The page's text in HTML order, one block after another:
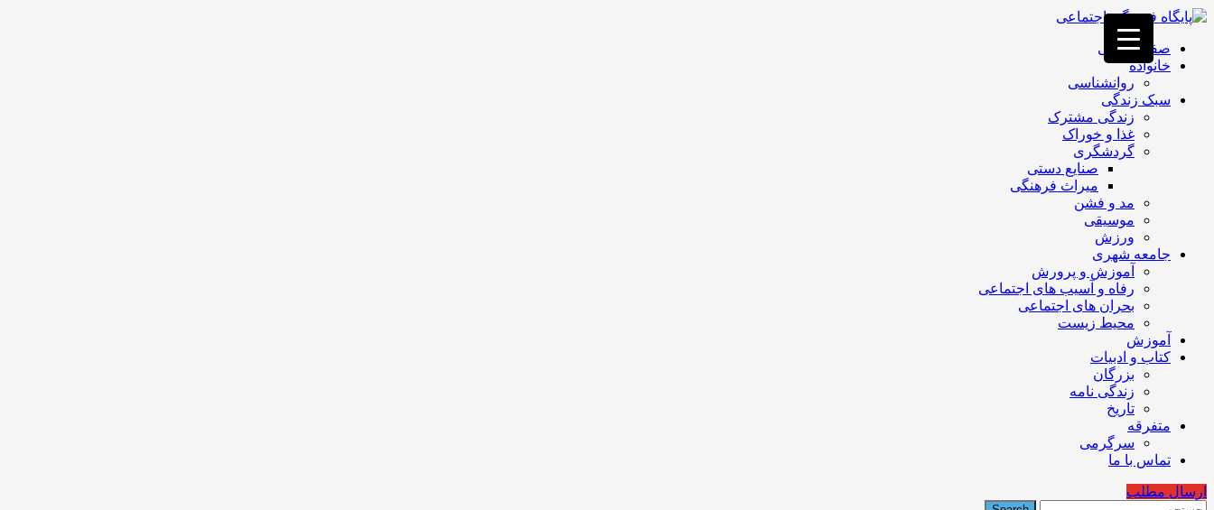
فصد
غرب
تهران
خشکشویی
تصفیه
تهران
صفحه اصلی
خانواده
روانشناسی
سبک زندگی
زندگی مشترک
غذا و خوراک
گردشگری
صنایع دستی
میراث فرهنگی
مد و فشن
موسیقی
ورزش
جامعه شهری
آموزش و پرورش
رفاه و آسیب های اجتماعی
بحران های اجتماعی
محیط زیست
آموزش
کتاب و ادبیات
بزرگان
زندگی نامه
تاریخ
متفرقه
سرگرمی
تماس با ما
ارسال مطلب